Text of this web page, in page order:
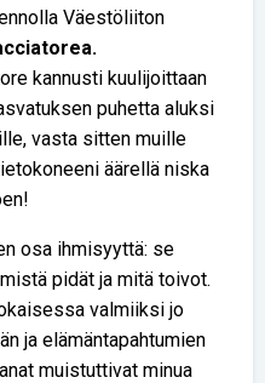
Väestöliiton
kannusti kuulijoittaan
puhetta aluksi
vasta sitten muille
äärellä niska
osa ihmisyyttä: se
pidät ja mitä toivot.
valmiiksi jo
ja elämäntapahtumien
muistuttivat minua